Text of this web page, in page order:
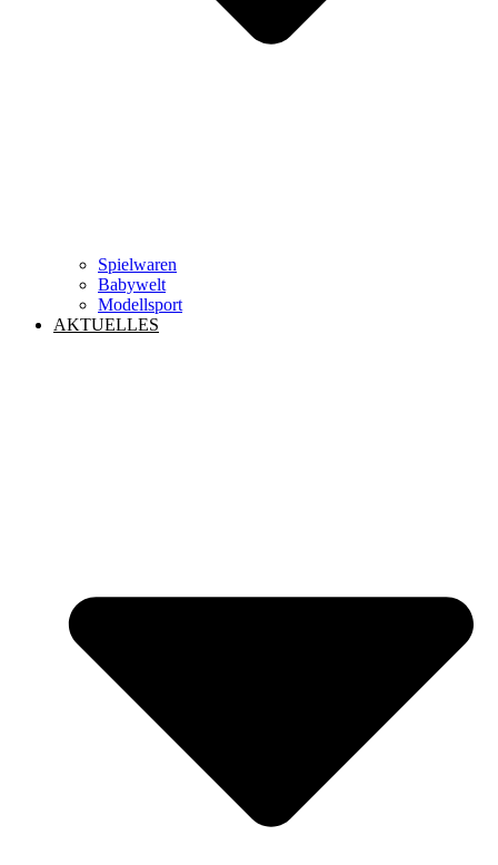
Spielwaren
Babywelt
Modellsport
AKTUELLES